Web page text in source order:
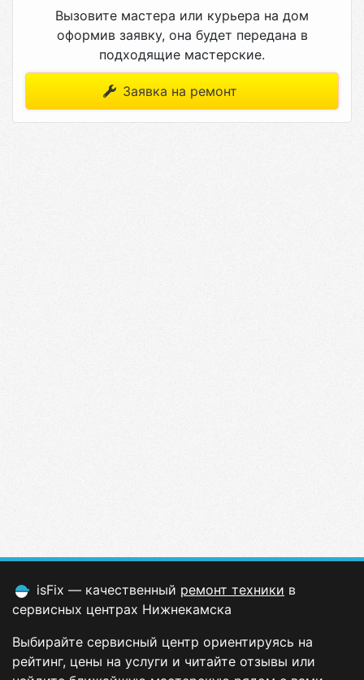
Вызовите мастера или курьера на дом
оформив заявку, она будет передана в
подходящие мастерские.
Заявка на ремонт
isFix — качественный ремонт техники в
сервисных центрах Нижнекамска
Выбирайте сервисный центр ориентируясь на
рейтинг, цены на услуги и читайте отзывы или